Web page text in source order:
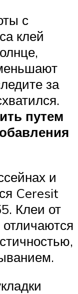
с
клей
за
путем
и
Ceresit
Клеи от